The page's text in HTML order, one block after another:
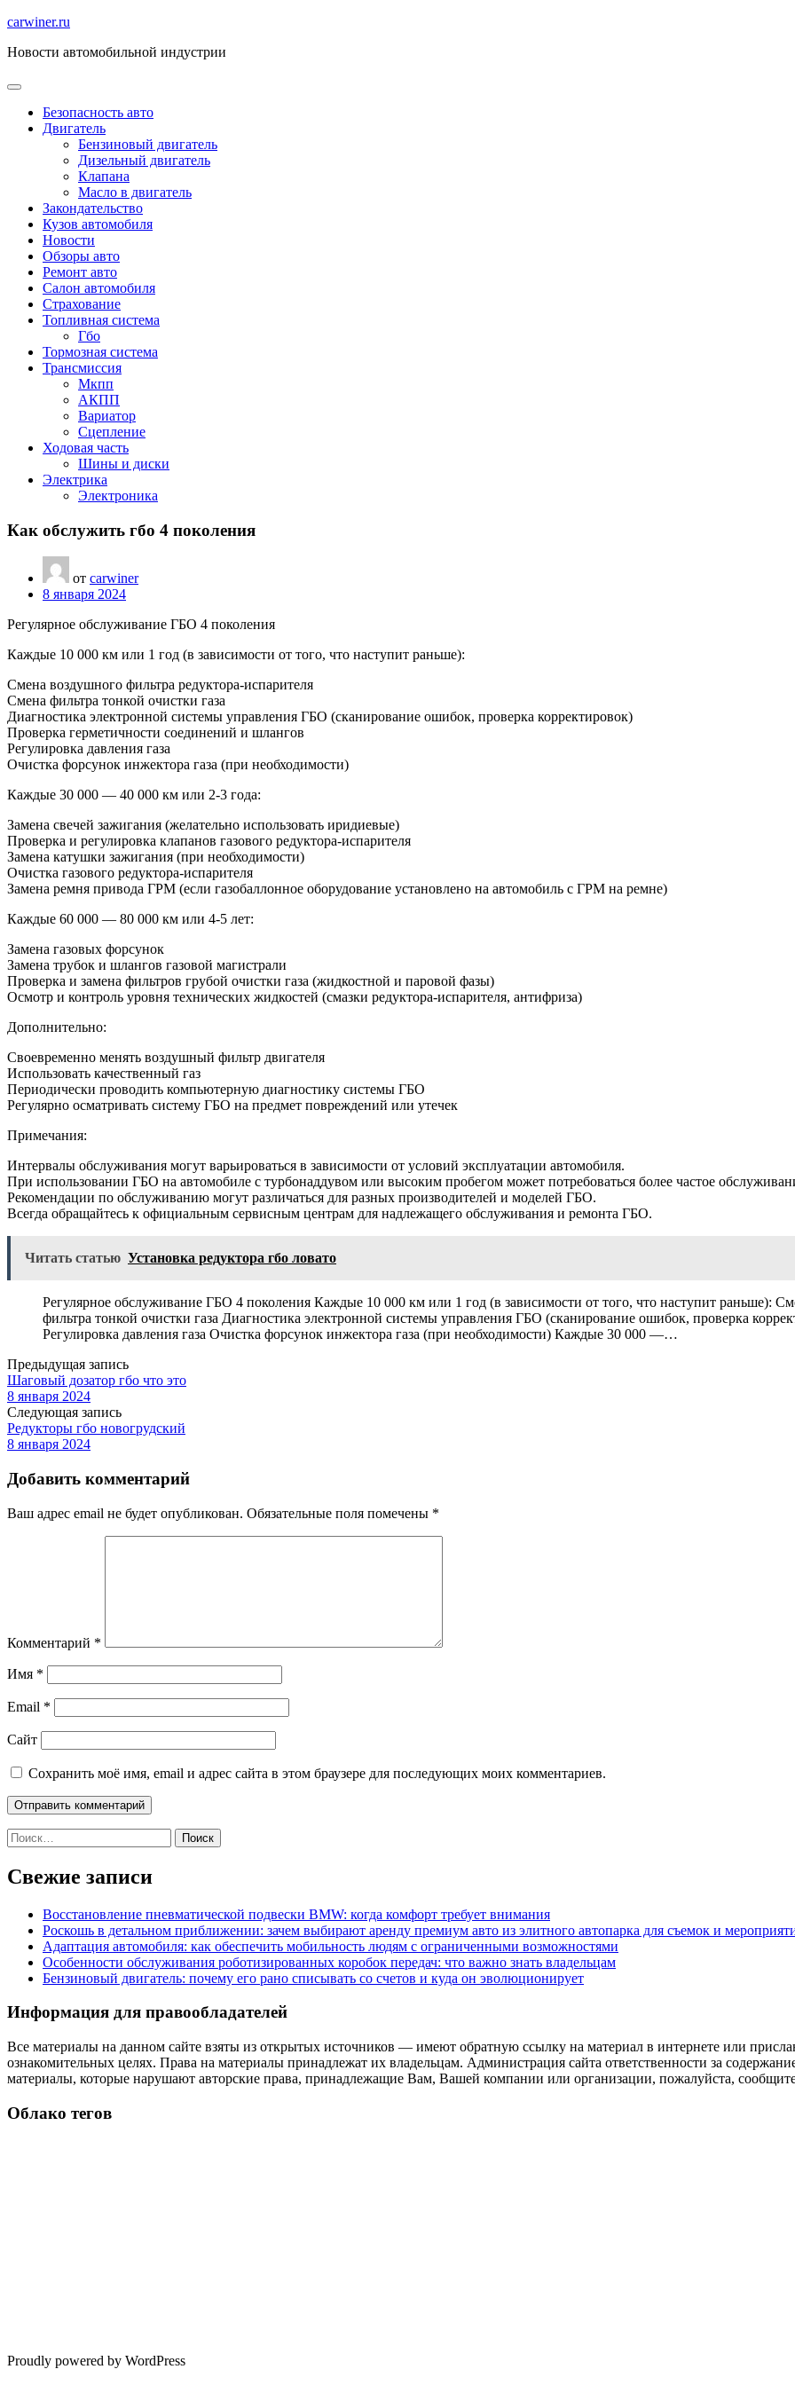
Перейти
содержимому
carwiner.ru
Новости автомобильной индустрии
Безопасность авто
Двигатель
Бензиновый двигатель
Дизельный двигатель
Клапана
Масло в двигатель
Закондательство
Кузов автомобиля
Новости
Обзоры авто
Ремонт авто
Салон автомобиля
Страхование
Топливная система
Гбо
Тормозная система
Трансмиссия
Мкпп
АКПП
Вариатор
Сцепление
Ходовая часть
Шины и диски
Электрика
Электроника
Как обслужить гбо 4 поколения
от carwiner
8 января 2024
Регулярное обслуживание ГБО 4 поколения
Каждые 10 000 км или 1 год (в зависимости от того, что наступит раньше):
Смена воздушного фильтра редуктора-испарителя
Смена фильтра тонкой очистки газа
Диагностика электронной системы управления ГБО (сканирование ошибок, проверка корректировок)
Проверка герметичности соединений и шлангов
Регулировка давления газа
Очистка форсунок инжектора газа (при необходимости)
Каждые 30 000 — 40 000 км или 2-3 года:
Замена свечей зажигания (желательно использовать иридиевые)
Проверка и регулировка клапанов газового редуктора-испарителя
Замена катушки зажигания (при необходимости)
Очистка газового редуктора-испарителя
Замена ремня привода ГРМ (если газобаллонное оборудование установлено на автомобиль с ГРМ на ремне)
Каждые 60 000 — 80 000 км или 4-5 лет:
Замена газовых форсунок
Замена трубок и шлангов газовой магистрали
Проверка и замена фильтров грубой очистки газа (жидкостной и паровой фазы)
Осмотр и контроль уровня технических жидкостей (смазки редуктора-испарителя, антифриза)
Дополнительно:
Своевременно менять воздушный фильтр двигателя
Использовать качественный газ
Периодически проводить компьютерную диагностику системы ГБО
Регулярно осматривать систему ГБО на предмет повреждений или утечек
Примечания:
Интервалы обслуживания могут варьироваться в зависимости от условий эксплуатации автомобиля.
При использовании ГБО на автомобиле с турбонаддувом или высоким пробегом может потребоваться более частое
Рекомендации по обслуживанию могут различаться для разных производителей и моделей ГБО.
Всегда обращайтесь к официальным сервисным центрам для надлежащего обслуживания и ремонта ГБО.
Читать статью Установка редуктора гбо ловато
Регулярное обслуживание ГБО 4 поколения Каждые 10 000 км или 1 год (в зависимости от того, что наступит раньше):
фильтра тонкой очистки газа Диагностика электронной системы управления ГБО (сканирование ошибок, проверка
Регулировка давления газа Очистка форсунок инжектора газа (при необходимости) Каждые 30 000 —…
Предыдущая запись
Шаговый дозатор гбо что это
8 января 2024
Следующая запись
Редукторы гбо новогрудский
8 января 2024
Добавить комментарий
Ваш адрес email не будет опубликован. Обязательные поля помечены *
Комментарий *
Имя *
Email *
Сайт
Сохранить моё имя, email и адрес сайта в этом браузере для последующих моих комментариев.
Найти:
Свежие записи
Восстановление пневматической подвески BMW: когда комфорт требует внимания
Роскошь в детальном приближении: зачем выбирают аренду премиум авто из элитного автопарка для съемок и
Адаптация автомобиля: как обеспечить мобильность людям с ограниченными возможностями
Особенности обслуживания роботизированных коробок передач: что важно знать владельцам
Бензиновый двигатель: почему его рано списывать со счетов и куда он эволюционирует
Информация для правообладателей
Все материалы на данном сайте взяты из открытых источников — имеют обратную ссылку на материал в интернете или
ознакомительных целях. Права на материалы принадлежат их владельцам. Администрация сайта ответственности за
материалы, которые нарушают авторские права, принадлежащие Вам, Вашей компании или организации, пожалуйста,
Облако тегов
Proudly powered by WordPress